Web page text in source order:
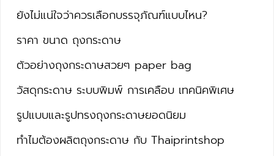
ยังไม่แน่ใจว่าควรเลือกบรรจุภัณฑ์แบบไหน?
ราคา ขนาด ถุงกระดาษ
ตัวอย่างถุงกระดาษสวยๆ paper bag
วัสดุกระดาษ ระบบพิมพ์ การเคลือบ เทคนิคพิเศษ
รูปแบบและรูปทรงถุงกระดาษยอดนิยม
ทำไมต้องผลิตถุงกระดาษ กับ Thaiprintshop